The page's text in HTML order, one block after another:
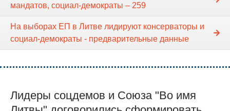
мандатов, социал-демократы – 259
На выборах ЕП в Литве лидируют консерваторы и
социал-демократы - предварительные данные
Лидеры соцдемов и Союза "Во имя